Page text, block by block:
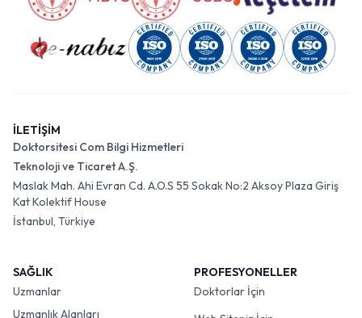
İLETİŞİM
Doktorsitesi Com Bilgi Hizmetleri
Teknoloji ve Ticaret A.Ş.
Maslak Mah. Ahi Evran Cd. A.O.S 55 Sokak No:2 Aksoy Plaza Giriş
Kat Kolektif House
İstanbul, Türkiye
SAĞLIK
Uzmanlar
Uzmanlık Alanları
PROFESYONELLER
Doktorlar İçin